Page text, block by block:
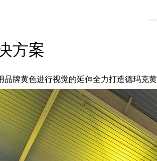
方案
品牌黄色进行视觉的延伸全力打造德玛克黄